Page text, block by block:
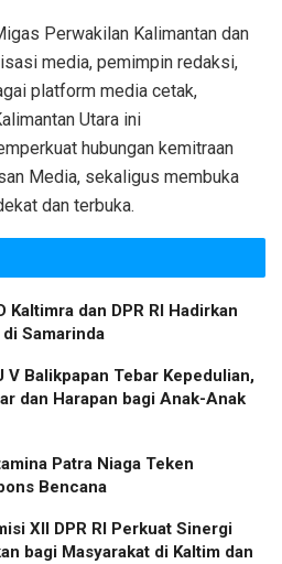
Perwakilan Kalimantan dan
media, pemimpin redaksi,
platform media cetak,
Utara ini
hubungan kemitraan
Media, sekaligus membuka
dan terbuka.
Kaltimra dan DPR RI Hadirkan
Samarinda
V Balikpapan Tebar Kepedulian,
dan Harapan bagi Anak-Anak
Patra Niaga Teken
Bencana
XII DPR RI Perkuat Sinergi
bagi Masyarakat di Kaltim dan